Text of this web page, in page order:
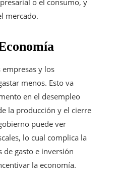
mercado.
y los
menos. Esto va
en el desempleo
la producción y el cierre
puede ver
lo cual complica la
de gasto e inversión
la economía.